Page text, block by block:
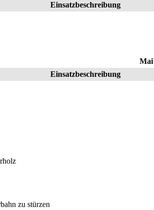
Einsatzbeschreibung
Mai
Einsatzbeschreibung
zu stürzen